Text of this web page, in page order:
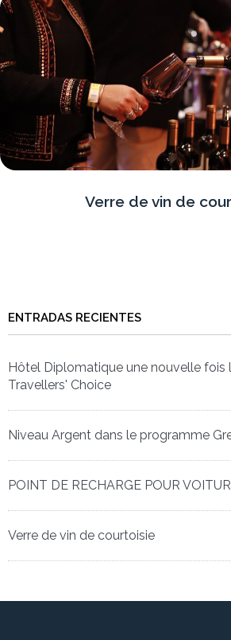
Verre de vin de
ENTRADAS RECIENTES
Hôtel Diplomatique une nouvelle fois
Travellers' Choice
Niveau Argent dans le programme
POINT DE RECHARGE POUR
Verre de vin de courtoisie